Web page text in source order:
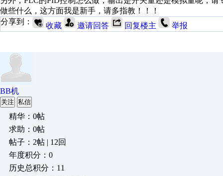
做些什么，这方面我是新手，请多指教！！！
分享到：
收藏 邀请回答 回复楼主 举报
BB机
关注 私信
精华：0帖
求助：0帖
帖子：2帖 | 12回
年度积分：0
历史总积分：11